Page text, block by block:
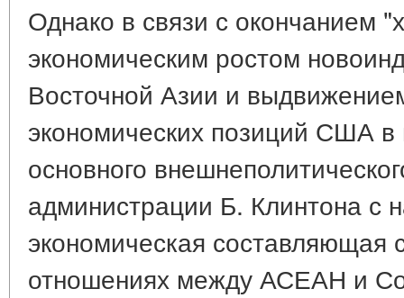
Однако в связи с окончанием
экономическим ростом
Восточной Азии и
экономических позиций США в
основного
администрации Б. Клинтона с
экономическая
отношениях между АСЕАН и